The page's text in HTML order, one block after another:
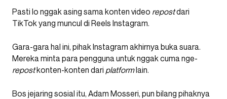
Pasti lo nggak asing sama konten video repostdari
TikTok yang muncul di Reels Instagram.
Gara-gara hal ini, pihak Instagram akhirnya buka suara.
Mereka minta para pengguna untuk nggak cuma nge-
repostkonten-konten dari platformlain.
Bos jejaring sosial itu, Adam Mosseri, pun bilang pihaknya